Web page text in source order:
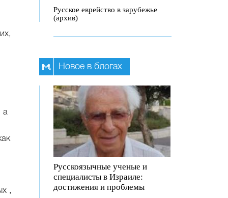
а
,
Русское еврейство в зарубежье
(архив)
Новое в блогах
Русскоязычные ученые и
специалисты в Израиле:
достижения и проблемы